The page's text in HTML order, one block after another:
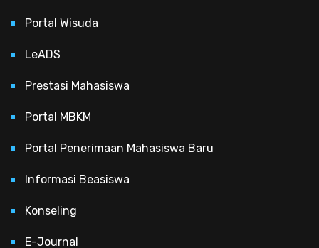
Portal Wisuda
LeADS
Prestasi Mahasiswa
Portal MBKM
Portal Penerimaan Mahasiswa Baru
Informasi Beasiswa
Konseling
E-Journal